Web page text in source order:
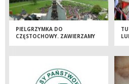
PIELGRZYMKA DO
CZĘSTOCHOWY. ZAWIERZAMY